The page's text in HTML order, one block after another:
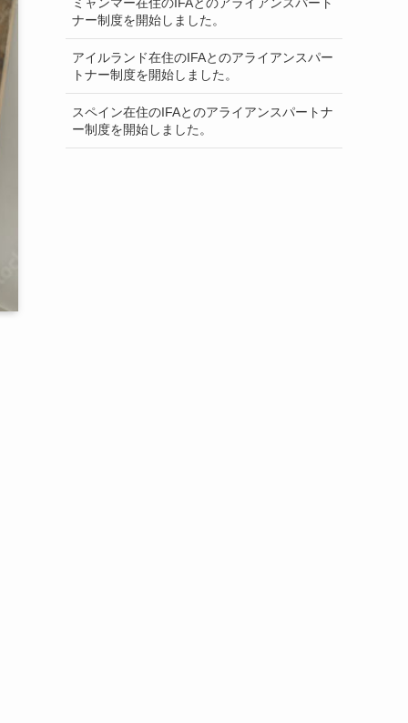
ナー制度を開始しました。
アイルランド在住のIFAとのアライアンスパー
トナー制度を開始しました。
スペイン在住のIFAとのアライアンスパートナ
ー制度を開始しました。